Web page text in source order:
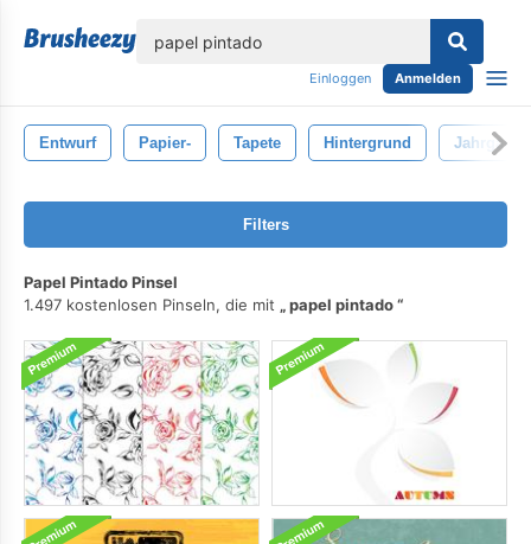
Einloggen Anmelden
Entwurf Papier- Tapete Hintergrund Jahrgang
Filters
Papel Pintado Pinsel
1.497 kostenlosen Pinseln, die mit
papel pintado